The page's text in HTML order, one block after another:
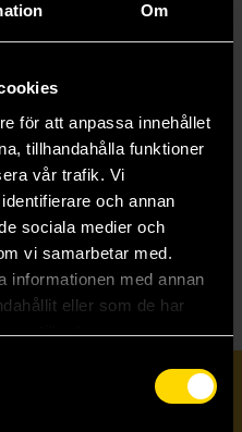
Om
för att anpassa innehållet
tillhandahålla funktioner
vår trafik. Vi
och annan
sociala medier och
vi samarbetar med.
informationen med annan
eller som de har
tjänster.
Delatree
nyhetsbrev